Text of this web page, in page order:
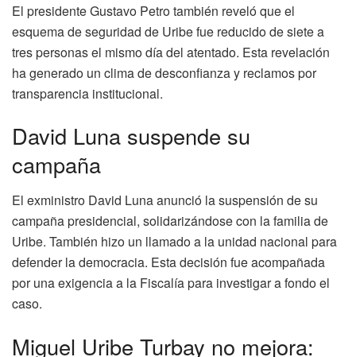
El presidente Gustavo Petro también reveló que el
esquema de seguridad de Uribe fue reducido de siete a
tres personas el mismo día del atentado. Esta revelación
ha generado un clima de desconfianza y reclamos por
transparencia institucional.
David Luna suspende su
campaña
El exministro David Luna anunció la suspensión de su
campaña presidencial, solidarizándose con la familia de
Uribe. También hizo un llamado a la unidad nacional para
defender la democracia. Esta decisión fue acompañada
por una exigencia a la Fiscalía para investigar a fondo el
caso.
Miguel Uribe Turbay no mejora: